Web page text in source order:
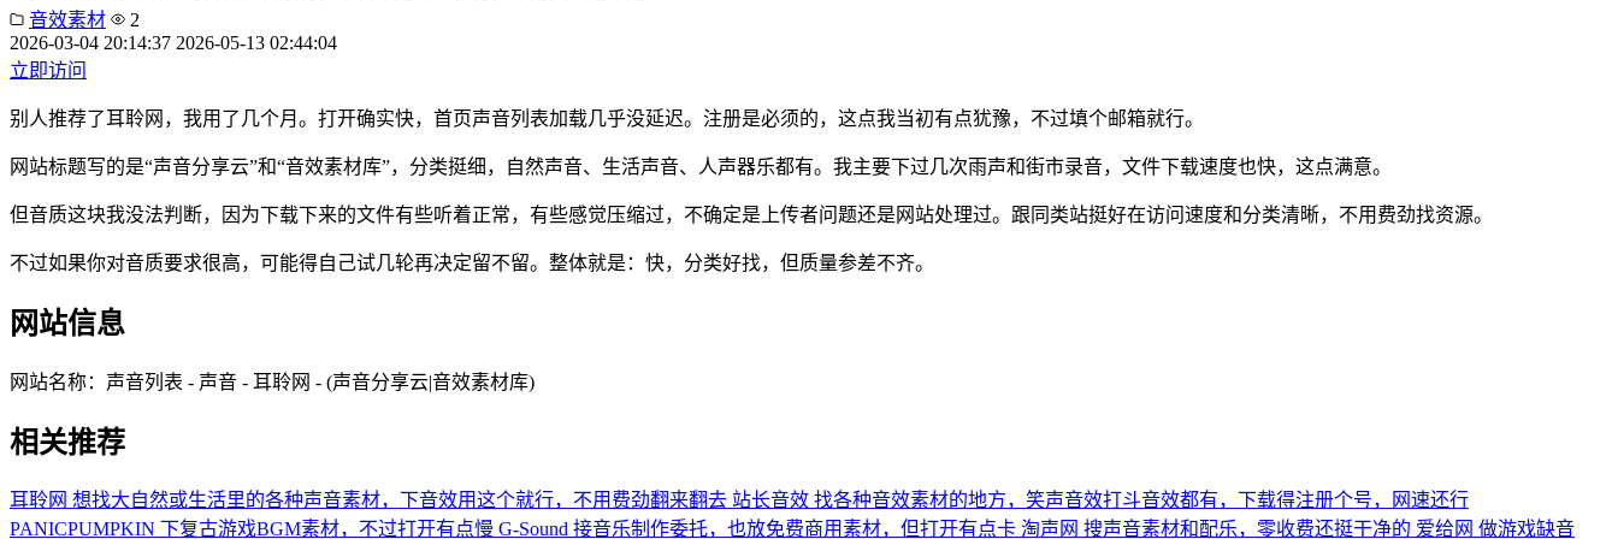
音效素材
2
2026-03-04 20:14:37 2026-05-13 02:44:04
立即访问
别人推荐了耳聆网，我用了几个月。打开确实快，首页声音列表加载几乎没延迟。注册是必须的，这点我当初有点犹豫，不过填个邮箱就行。
网站标题写的是“声音分享云”和“音效素材库”，分类挺细，自然声音、生活声音、人声器乐都有。我主要下过几次雨声和街市录音，文件下载速度也快，这点满意。
但音质这块我没法判断，因为下载下来的文件有些听着正常，有些感觉压缩过，不确定是上传者问题还是网站处理过。跟同类站挺好在访问速度和分类清晰，不用费劲找资源。
不过如果你对音质要求很高，可能得自己试几轮再决定留不留。整体就是：快，分类好找，但质量参差不齐。
网站信息
网站名称： 声音列表 - 声音 - 耳聆网 - (声音分享云|音效素材库)
相关推荐
耳聆网 想找大自然或生活里的各种声音素材，下音效用这个就行，不用费劲翻来翻去 站长音效 找各种音效素材的地方，笑声音效打斗音效都有，下载得注册个号，网速还行
PANICPUMPKIN 下复古游戏BGM素材，不过打开有点慢 G-Sound 接音乐制作委托，也放免费商用素材，但打开有点卡 淘声网 搜声音素材和配乐，零收费还挺干净的 爱给网 做游戏缺音